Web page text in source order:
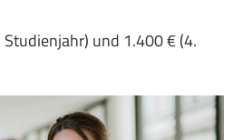
und 1.400 € (4.